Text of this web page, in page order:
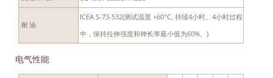
耐油
ICEA S-73-532(测试温度 +60°C, 持续4小时。4小时过程
中，保持拉伸强度和伸长率最小值为60%。)
电气性能